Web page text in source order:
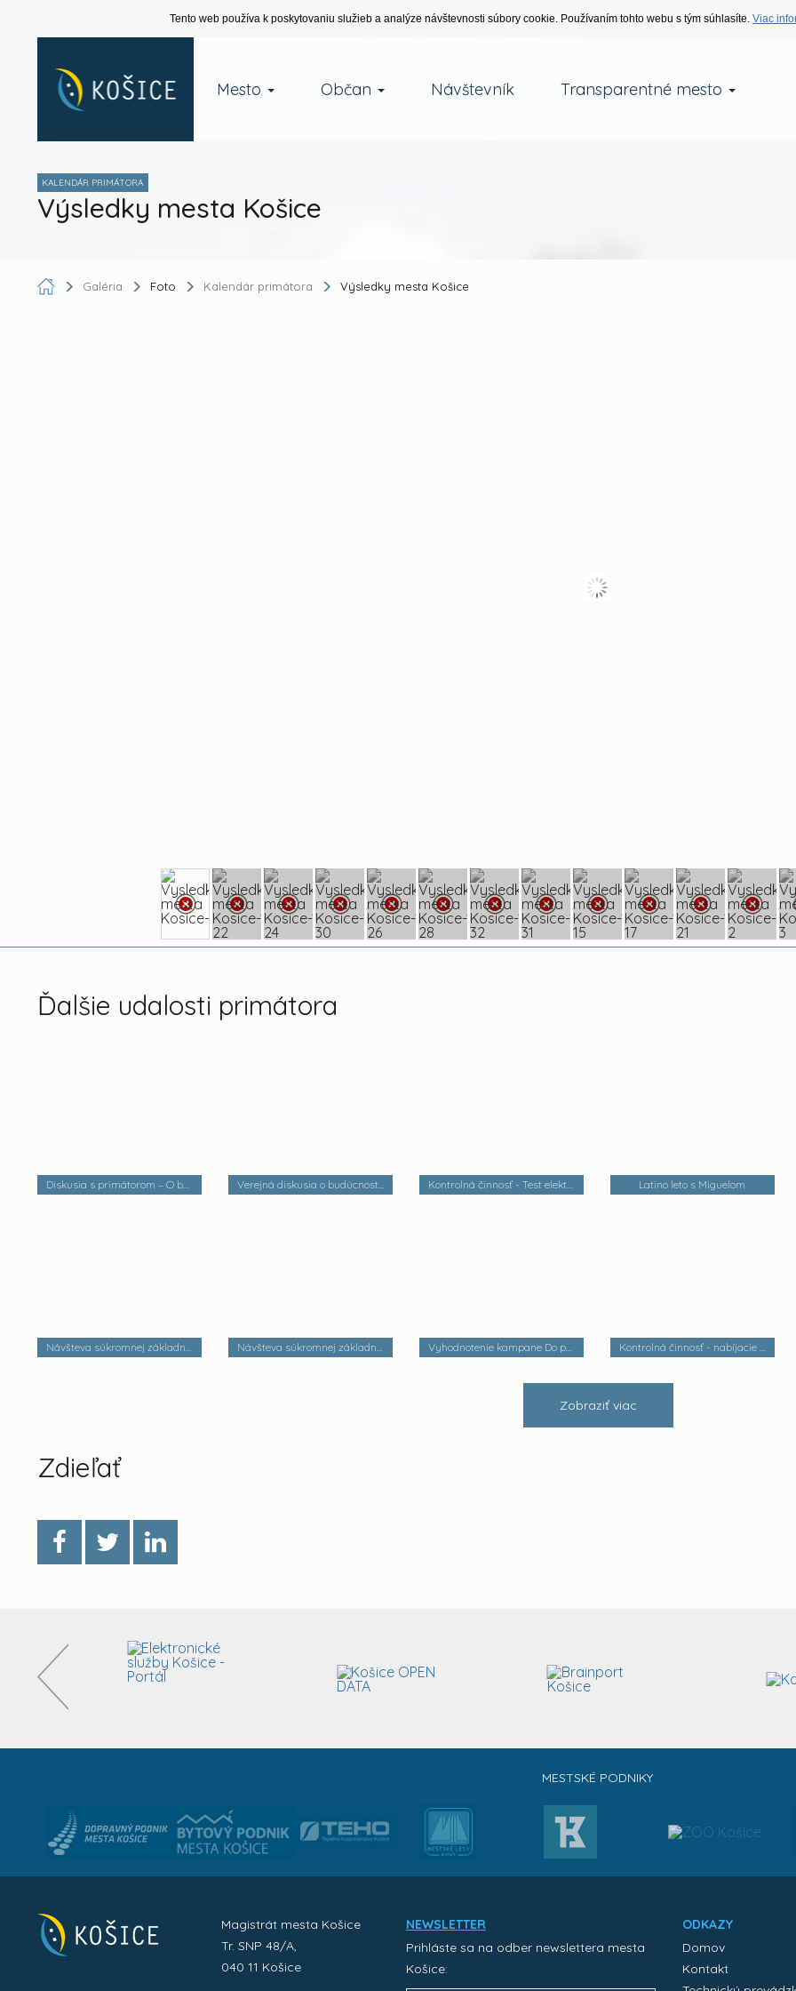
Tento web používa k poskytovaniu služieb a analýze návštevnosti súbory cookie. Používaním tohto webu s tým súhlasíte. Viac
Mesto Občan Návštevník Transparentné mesto
KALENDÁR PRIMÁTORA
Výsledky mesta Košice
Galéria Foto Kalendár primátora Výsledky mesta Košice
Ďalšie udalosti primátora
Diskusia s primátorom – O bezpečnosti a verejnom poriadku Verejná diskusia o budúcnosti mestských častí Kontrolná činnosť - Test električiek a trate MET 2 Latino leto s Miguelom
Návšteva súkromnej základnej školy Dobrá škola n.o. Návšteva súkromnej základnej školy Palackého Vyhodnotenie kampane Do práce na bicykli Kontrolná činnosť - nabíjacie stanice elektrobusov
Zobraziť viac
Zdieľať
MESTSKÉ PODNIKY
Magistrát mesta Košice
Tr. SNP 48/A,
040 11 Košice
NEWSLETTER
Prihláste sa na odber newslettera mesta
Košice:
ODKAZY
Domov
Kontakt